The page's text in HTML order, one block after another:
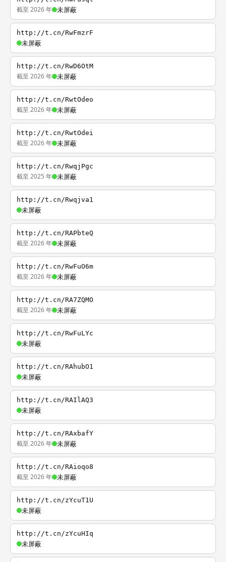
截至 2026 年 未屏蔽
http://t.cn/RwFmzrF
未屏蔽
http://t.cn/RwD6OtM
截至 2026 年 未屏蔽
http://t.cn/RwtOdeo
截至 2026 年 未屏蔽
http://t.cn/RwtOdei
截至 2026 年 未屏蔽
http://t.cn/RwqjPgc
截至 2025 年 未屏蔽
http://t.cn/Rwqjva1
未屏蔽
http://t.cn/RAPbteQ
截至 2026 年 未屏蔽
http://t.cn/RwFuO6m
截至 2026 年 未屏蔽
http://t.cn/RA7ZQMO
截至 2026 年 未屏蔽
http://t.cn/RwFuLYc
未屏蔽
http://t.cn/RAhubO1
未屏蔽
http://t.cn/RAIlAQ3
未屏蔽
http://t.cn/RAxbafY
截至 2026 年 未屏蔽
http://t.cn/RAioqo8
截至 2026 年 未屏蔽
http://t.cn/zYcuT1U
未屏蔽
http://t.cn/zYcuHIq
未屏蔽